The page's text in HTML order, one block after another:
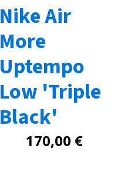
Nike Air
More
Uptempo
Low 'Triple
Black'
170,00 €